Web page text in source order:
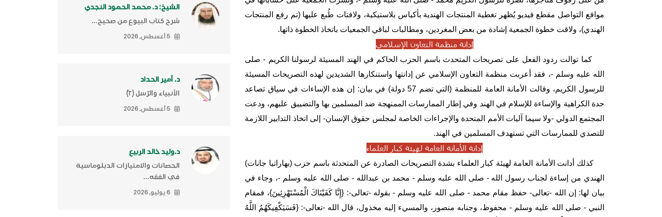
مواقع التواصل مقطع فيديو يُظهر تغطية المنتجات الهندية بأكياس بلاستيكية، ولافتات طُبع عليها (تم رفع المنتجات
الهندي)، ولاقت خطوة الجمعية إشادة من بعض المغردين، ومطالبات لباقي الجمعيات باتخاذ الخطوة ذاتها.
إدانة منظمة التعاون الإسلامي
كما توالت ردود الفعل على تصريحات المتحدث باسم الحزب الحاكم في الهند المسيئة لرسولنا الكريم - صلى
الله عليه وسلم -، فقد أعربت منظمة التعاون الإسلامي عن إدانتها واستنكارها الشديدين لهذه التصريحات المسيئة
للرسول الكريم، وقالت الأمانة العامة للمنظمة (التي تضم 57 دولة) في بيان: إن هذه الإساءات في سياق تصاعد
حدة الكراهية والإساءة للإسلام في الهند وفي إطار الممارسات الممنهجة ضد المسلمين بها والتضييق عليهم، ودعت
المجتمع الدولي -ولا سيما آليات الأمم المتحدة والإجراءات الخاصة لمجلس حقوق الإنسان- إلى اتخاذ التدابير اللازمة
للتصدي للممارسات التي تستهدف المسلمين في الهند.
إدانة الأمانة العامة لهيئة كبار العلماء
كذلك أدانت الأمانة العامة لهيئة كبار العلماء بشدة التصريحات الصادرة عن المتحدثة باسم حزب (بهاراتيا جانات)
الهندي من إساءة لجناب رسول الله - صلى الله عليه وسلم - محمد بن عبدالله - صلى الله عليه وسلم -، وجاء في
بيان لها: إن الله -تعالى- حفظ مقام محمد - صلى الله عليه وسلم - بقوله -تعالى-: {إِنَّا كَفَيْنَاكَ الْمُسْتَهْزِئِينَ}، فمقام
النبي - صلى الله عليه وسلم - محفوظ، وجنابه منصور، والمسيء إليه مخذول، قال الله -تعالى-: {فَسَيَكْفِيكَهُمُ اللَّهُ
الشيخ: د. محمد الحمود النجدي
شرح كتاب البيوع من صحيح...
5 أغسطس, 2026
د. أمير الحداد
الأنبياء والرّسل (٢)ّ
5 أغسطس, 2026
د.وليد خالد الربيع
الحصانات والامتيازات الدبلوماسية
في الفقه...
6 يوليو, 2026